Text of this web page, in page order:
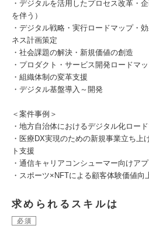
・デジタルを活用したプロセス改革・
を伴う）
・デジタル戦略・実行ロードマップ・
ネス計画策定
・社会課題の解決・新規価値の創造
・プロダクト・サービス開発ロードマ
・組織体制の変革支援
・デジタル基盤導入～開発
＜案件事例＞
・地方自治体におけるデジタル化ロー
・医療DX実現のための新規事業立ち上
ト支援
・通信キャリアコンシューマー向けア
・スポーツ×NFTによる顧客体験価値
求められるスキルは
必須